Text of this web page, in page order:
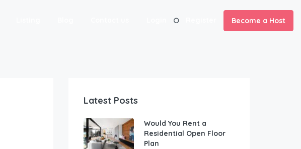
Become a Host
Latest Posts
Would You Rent a
Residential Open Floor
Plan